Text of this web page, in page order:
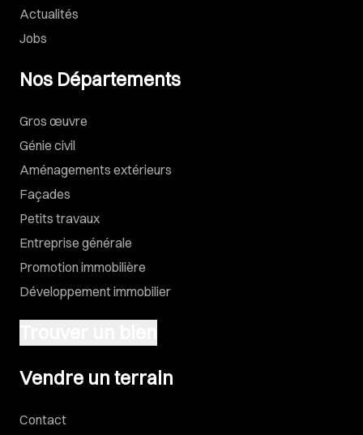
Actualités
Jobs
Nos Départements
Gros œuvre
Génie civil
Aménagements extérieurs
Façades
Petits travaux
Entreprise générale
Promotion immobilière
Développement immobilier
Vendre un terrain
Contact